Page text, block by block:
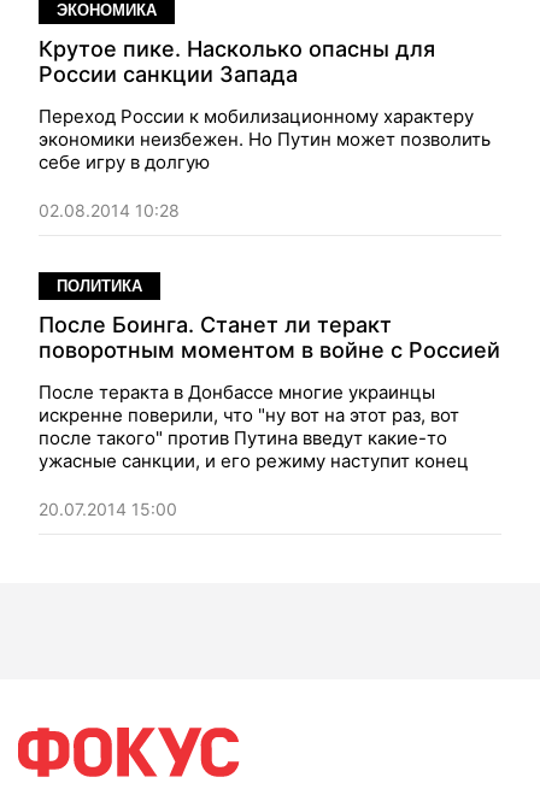
ЭКОНОМИКА
Крутое пике. Насколько опасны для
России санкции Запада
Переход России к мобилизационному характеру
экономики неизбежен. Но Путин может позволить
себе игру в долгую
02.08.2014 10:28
ПОЛИТИКА
После Боинга. Станет ли теракт
поворотным моментом в войне с Россией
После теракта в Донбассе многие украинцы
искренне поверили, что "ну вот на этот раз, вот
после такого" против Путина введут какие-то
ужасные санкции, и его режиму наступит конец
20.07.2014 15:00